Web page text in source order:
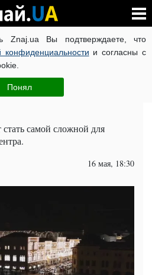
Znaj.ua Вы подтверждаете, что
конфиденциальности и согласны с
Понял
УКРАИНЫ КОРОНАВИРУС В
ЧИТАТИ УКРАЇНСЬКОЮ
полностью остаться без
самой сложной для
16 мая, 18:30